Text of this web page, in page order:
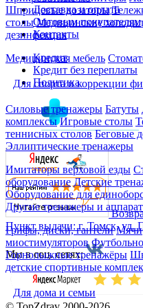
Шприцевые дозаторы
столы Медицинские
дезинфекция
Медицинская мебель
Для спорта и коррекции
Силовые тренажеры Батуты
комплексы Игровые столы
теннисных столов Беговые
Эллиптические тренажеры
Имитаторы верховой езды
оборудование Детские
Оборудование для
Другие тренажеры и
Грифы, диски, гантели Мячи
миостимуляторов
Горнолыжные тренажёры
детские спортивные
Для дома и семьи
Доставка и оплата
Оптовым покупателям
Контакты
Кредит
Кредит без переплаты
Политика
Пункт выдачи: г. Томск, ул.
Мы в соц. сетях: